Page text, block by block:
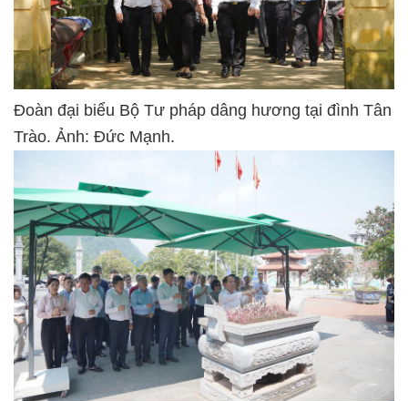
Đoàn đại biểu Bộ Tư pháp dâng hương tại đình Tân
Trào. Ảnh: Đức Mạnh.